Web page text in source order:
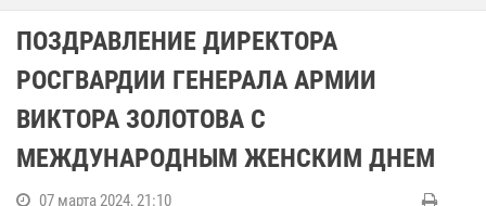
ПОЗДРАВЛЕНИЕ ДИРЕКТОРА
РОСГВАРДИИ ГЕНЕРАЛА АРМИИ
ВИКТОРА ЗОЛОТОВА С
МЕЖДУНАРОДНЫМ ЖЕНСКИМ ДНЕМ
07 марта 2024, 21:10